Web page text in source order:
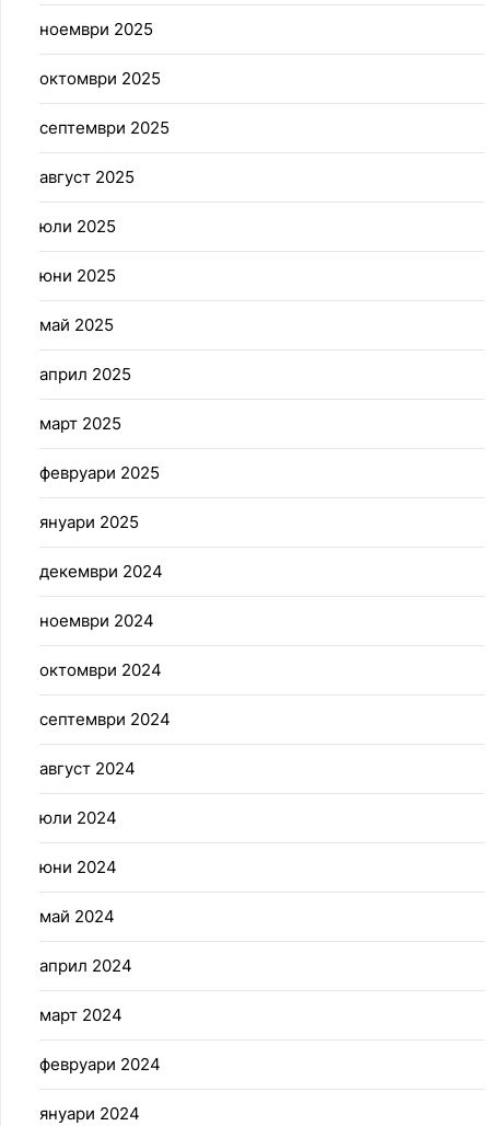
ноември 2025
октомври 2025
септември 2025
август 2025
юли 2025
юни 2025
май 2025
април 2025
март 2025
февруари 2025
януари 2025
декември 2024
ноември 2024
октомври 2024
септември 2024
август 2024
юли 2024
юни 2024
май 2024
април 2024
март 2024
февруари 2024
януари 2024